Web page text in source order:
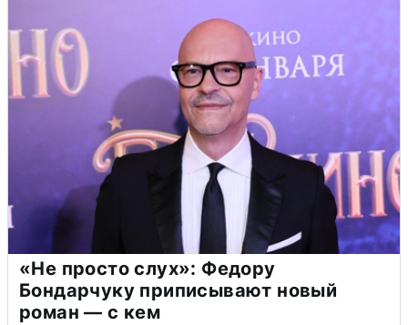
«Не просто слух»: Федору
Бондарчуку приписывают новый
роман — с кем